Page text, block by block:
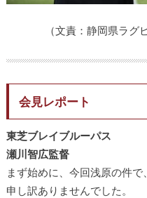
（文責：静岡県ラ
会見レポート
東芝ブレイブルーパス
瀬川智広監督
まず始めに、今回浅原の件
申し訳ありませんでした。